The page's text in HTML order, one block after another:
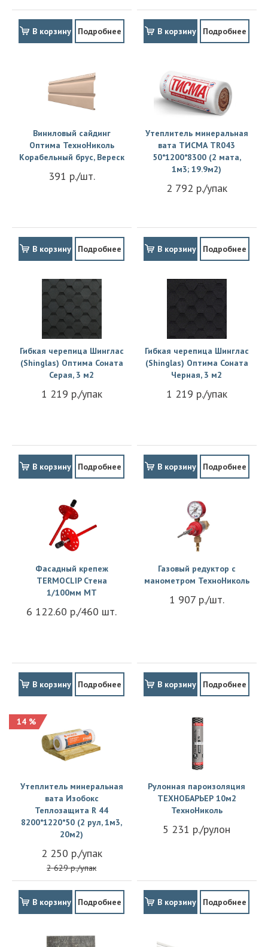
В корзину Подробнее В корзину Подробнее
Виниловый сайдинг
Оптима ТехноНиколь
Корабельный брус, Вереск
391 р./шт.
В корзину Подробнее
Утеплитель минеральная
вата ТИСМА TR043
50*1200*8300 (2 мата,
1м3; 19.9м2)
2 792 р./упак
В корзину Подробнее
Гибкая черепица Шинглас
(Shinglas) Оптима Соната
Серая, 3 м2
1 219 р./упак
В корзину Подробнее
Гибкая черепица Шинглас
(Shinglas) Оптима Соната
Черная, 3 м2
1 219 р./упак
В корзину Подробнее
Фасадный крепеж
TERMOCLIP Стена
1/100мм MT
6 122.60 р./460 шт.
В корзину Подробнее
Газовый редуктор с
манометром ТехноНиколь
1 907 р./шт.
В корзину Подробнее
14 %
Утеплитель минеральная
вата Изобокс
Теплозащита R 44
8200*1220*50 (2 рул, 1м3,
20м2)
2 250 р./упак
2 629 р./упак
В корзину Подробнее
Рулонная пароизоляция
ТЕХНОБАРЬЕР 10м2
ТехноНиколь
5 231 р./рулон
В корзину Подробнее